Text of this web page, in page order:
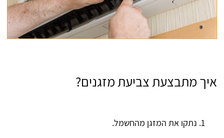
איך מתבצעת צביעת מזגנים?
נתקו את המזגן מהחשמל.